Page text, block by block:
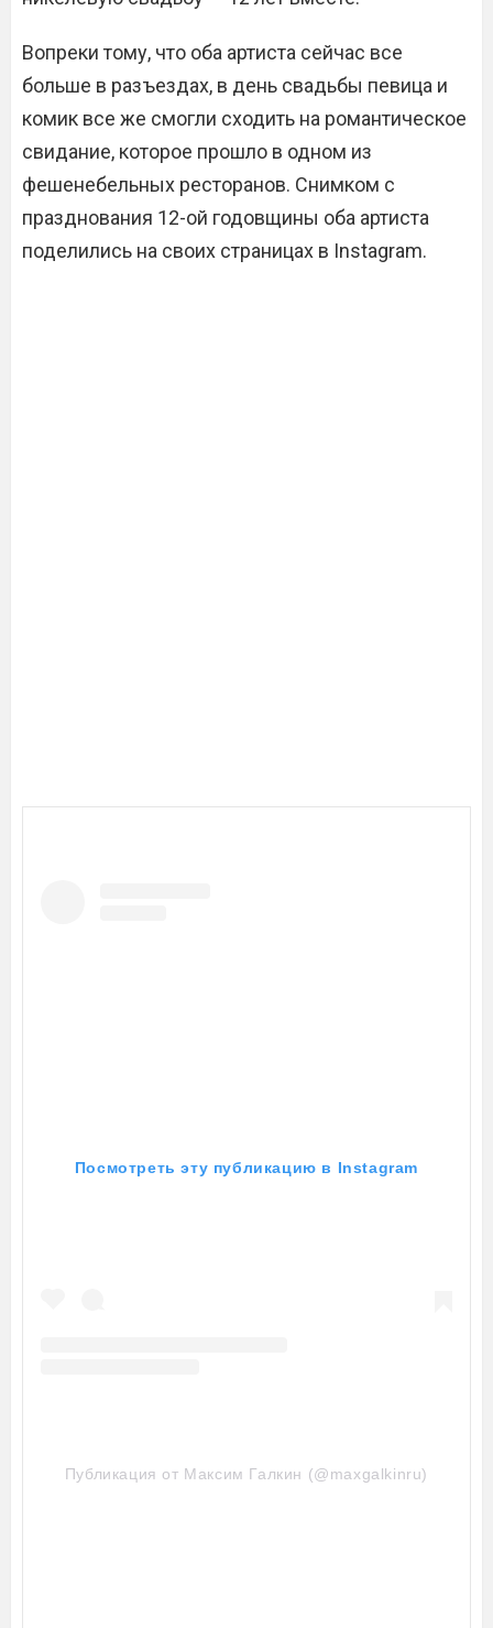
Вопреки тому, что оба артиста сейчас все
больше в разъездах, в день свадьбы певица и
комик все же смогли сходить на романтическое
свидание, которое прошло в одном из
фешенебельных ресторанов. Снимком с
празднования 12-ой годовщины оба артиста
поделились на своих страницах в Instagram.
Посмотреть эту публикацию в Instagram
Публикация от Максим Галкин (@maxgalkinru)